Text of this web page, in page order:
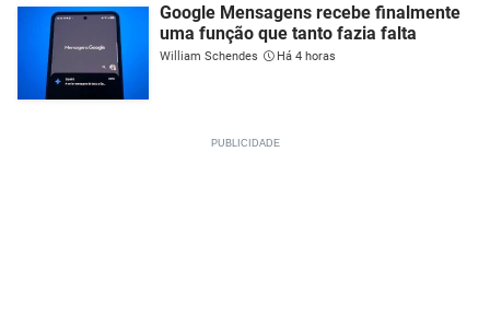
Google Mensagens recebe finalmente
uma função que tanto fazia falta
William Schendes Há 4 horas